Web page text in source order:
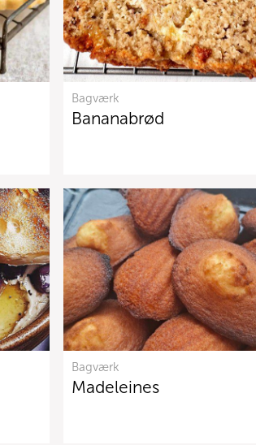
Bagværk
Bananabrød
Bagværk
Madeleines